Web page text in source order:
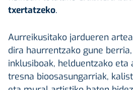
txertatzeko.
Aurreikusitako jardueren
dira haurrentzako gune
inklusiboak, helduentzako eta
tresna bioosasungarriak,